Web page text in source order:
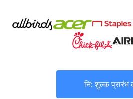
नि: शुल्क प्रारंभ